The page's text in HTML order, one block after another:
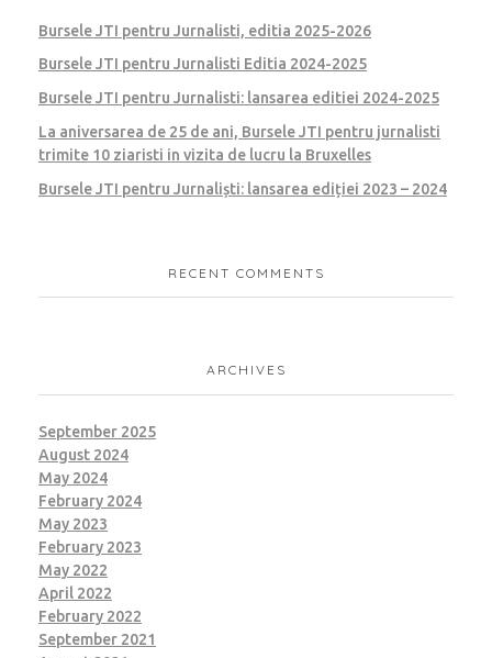
Bursele JTI pentru Jurnalisti, editia 2025-2026
Bursele JTI pentru Jurnalisti Editia 2024-2025
Bursele JTI pentru Jurnalisti: lansarea editiei 2024-2025
La aniversarea de 25 de ani, Bursele JTI pentru jurnalisti
trimite 10 ziaristi in vizita de lucru la Bruxelles
Bursele JTI pentru Jurnaliști: lansarea ediției 2023 – 2024
RECENT COMMENTS
ARCHIVES
September 2025
August 2024
May 2024
February 2024
May 2023
February 2023
May 2022
April 2022
February 2022
September 2021